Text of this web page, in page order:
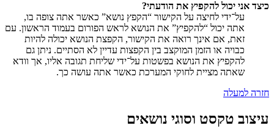
כיצד אני יכול להקפיץ את הודעתי?
על־ידי לחיצה על הקישור “הקפץ נושא” כאשר אתה צופה בו,
אתה יכול “להקפיץ” את הנושא לראש הפורום בעמוד הראשון. עם
זאת, אם אינך רואה את הקישור, הקפצת הנושא יכולה להיות
כבויה או הזמן המוקצב בין הקפצות עדיין לא הסתיים. ניתן גם
להקפיץ את הנושא בפשטות על־ידי שליחת תגובה אליו, אך וודא
שאתה מציית לחוקי המערכת כאשר אתה עושה כך.
חזרה למעלה
עיצוב טקסט וסוגי נושאים